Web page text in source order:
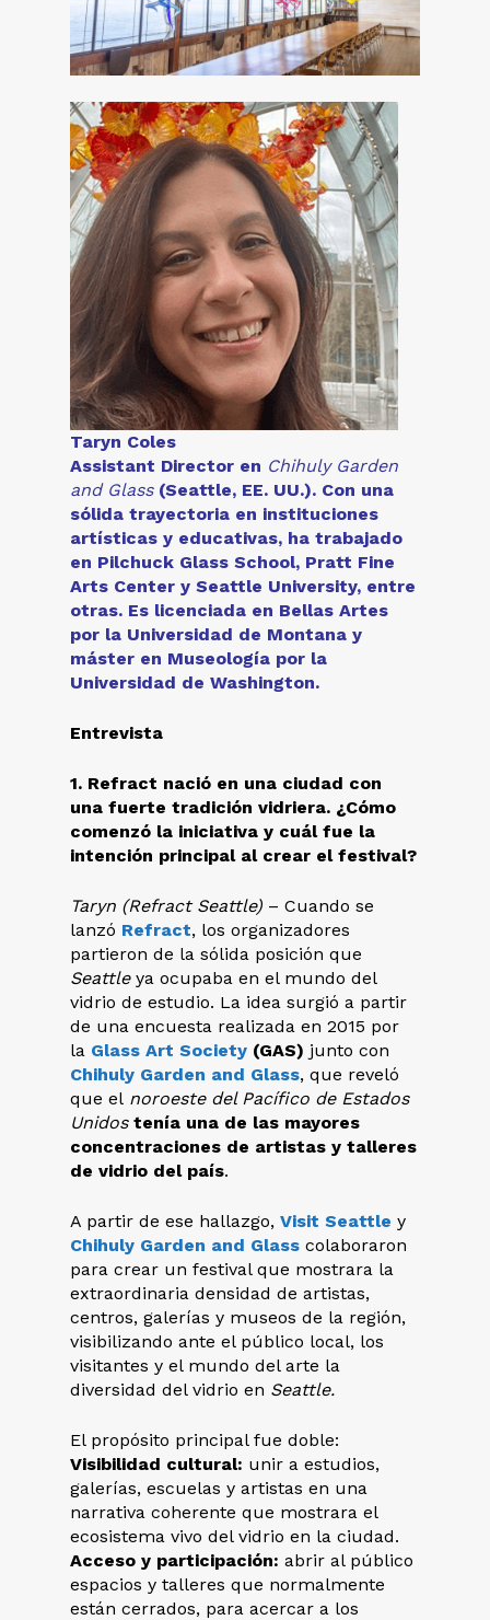
Taryn Coles
Assistant Director en Chihuly Garden
and Glass(Seattle, EE. UU.). Con una
sólida trayectoria en instituciones
artísticas y educativas, ha trabajado
en Pilchuck Glass School, Pratt Fine
Arts Center y Seattle University, entre
otras. Es licenciada en Bellas Artes
por la Universidad de Montana y
máster en Museología por la
Universidad de Washington.
Entrevista
1. Refract nació en una ciudad con
una fuerte tradición vidriera. ¿Cómo
comenzó la iniciativa y cuál fue la
intención principal al crear el festival?
Taryn (Refract Seattle) – Cuando se
lanzó Refract, los organizadores
partieron de la sólida posición que
Seattleya ocupaba en el mundo del
vidrio de estudio. La idea surgió a partir
de una encuesta realizada en 2015 por
la Glass Art Society (GAS) junto con
Chihuly Garden and Glass, que reveló
que el noroeste del Pacífico de Estados
Unidostenía una de las mayores
concentraciones de artistas y talleres
de vidrio del país.
A partir de ese hallazgo,Visit Seattle y
Chihuly Garden and Glass colaboraron
para crear un festival que mostrara la
extraordinaria densidad de artistas,
centros, galerías y museos de la región,
visibilizando ante el público local, los
visitantes y el mundo del arte la
diversidad del vidrio en Seattle.
El propósito principal fue doble:
Visibilidad cultural: unir a estudios,
galerías, escuelas y artistas en una
narrativa coherente que mostrara el
ecosistema vivo del vidrio en la ciudad.
Acceso y participación: abrir al público
espacios y talleres que normalmente
están cerrados, para acercar a los